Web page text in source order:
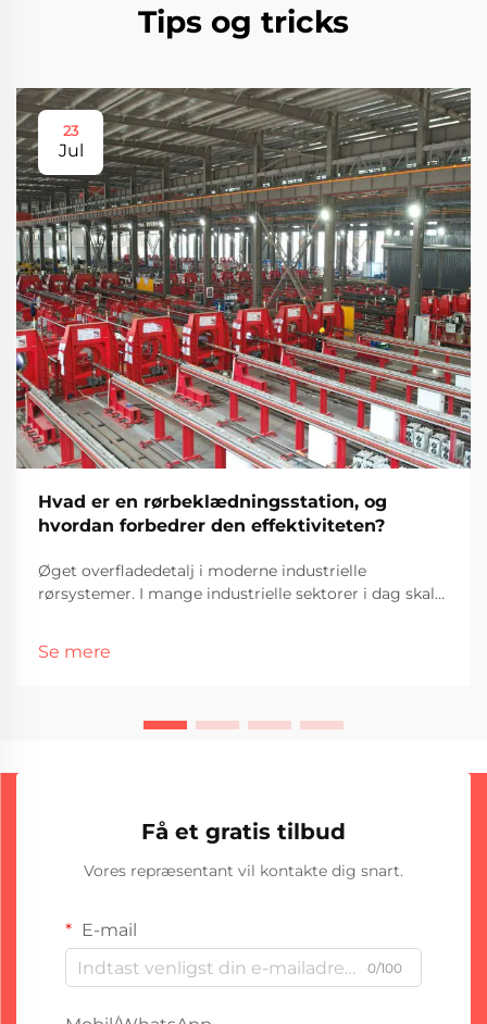
Tips og tricks
23
Jul
Hvad er en rørbeklædningsstation, og
hvordan forbedrer den effektiviteten?
Øget overfladedetalj i moderne industrielle
rørsystemer. I mange industrielle sektorer i dag skal
korrosion, højt tryk og varme. For at imødekomme
overfladens modstandskraft og sikrer langsigtet
Se mere
Få et gratis tilbud
Vores repræsentant vil kontakte dig snart.
E-mail
0/100